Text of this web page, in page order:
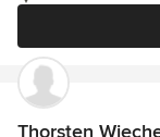
Thorsten